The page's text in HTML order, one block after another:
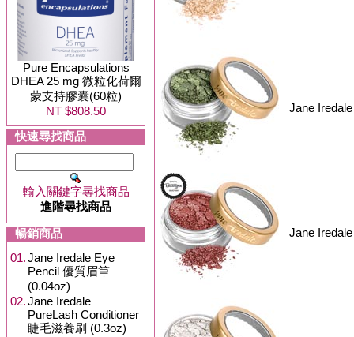
Pure Encapsulations
DHEA 25 mg 微粒化荷爾
蒙支持膠囊(60粒)
NT $808.50
快速尋找商品
輸入關鍵字尋找商品
進階尋找商品
暢銷商品
01.Jane Iredale Eye
Pencil 優質眉筆
(0.04oz)
02.Jane Iredale
PureLash Conditioner
睫毛滋養刷 (0.3oz)
Jane
Jane